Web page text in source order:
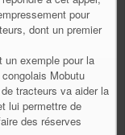
pour
dont un premier
un exemple pour la
Mobutu
tracteurs va aider la
lui permettre de
des réserves